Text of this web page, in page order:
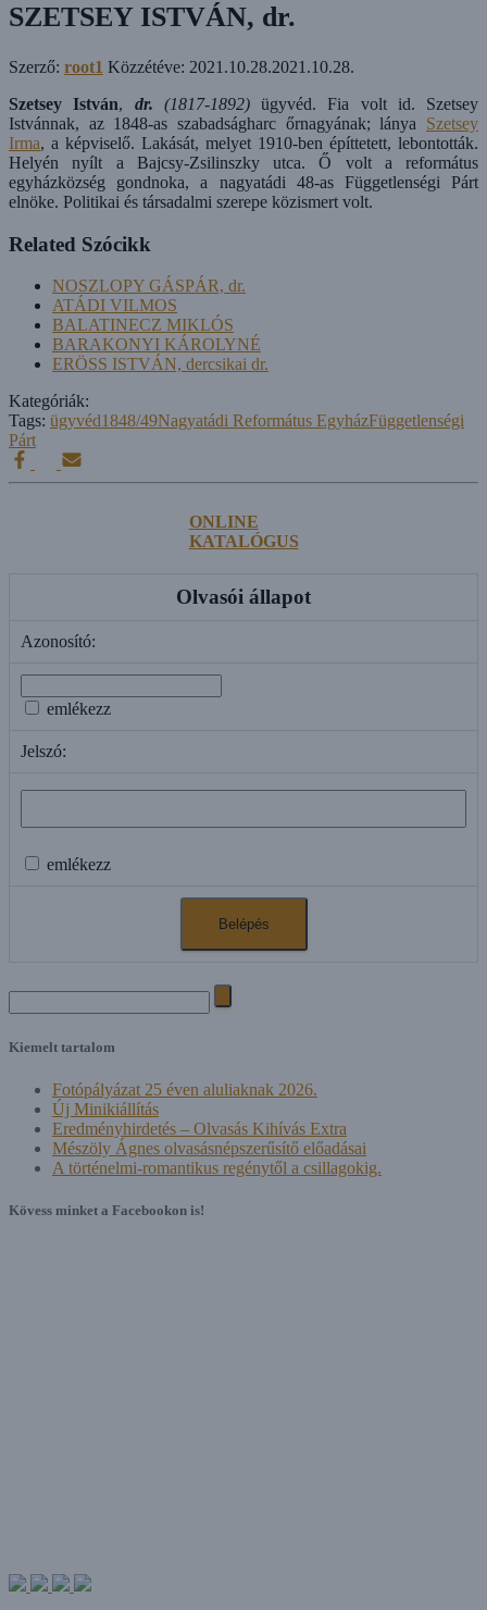
SZETSEY ISTVÁN, dr.
Szerző: root1 Közzétéve: 2021.10.28.2021.10.28.
Szetsey István, dr. (1817-1892) ügyvéd. Fia volt id. Szetsey
Istvánnak, az 1848-as szabadságharc őrnagyának; lánya Szetsey
Irma, a képviselő. Lakását, melyet 1910-ben építtetett, lebontották.
Helyén nyílt a Bajcsy-Zsilinszky utca. Ő volt a református
egyházközség gondnoka, a nagyatádi 48-as Függetlenségi Párt
elnöke. Politikai és társadalmi szerepe közismert volt.
Related Szócikk
NOSZLOPY GÁSPÁR, dr.
ATÁDI VILMOS
BALATINECZ MIKLÓS
BARAKONYI KÁROLYNÉ
ERÖSS ISTVÁN, dercsikai dr.
Kategóriák:
Tags: ügyvéd1848/49Nagyatádi Református EgyházFüggetlenségi
Párt
ONLINE
KATALÓGUS
Olvasói állapot
Azonosító:
emlékezz
Jelszó:
emlékezz
Search
for:
Kiemelt tartalom
Fotópályázat 25 éven aluliaknak 2026.
Új Minikiállítás
Eredményhirdetés – Olvasás Kihívás Extra
Mészöly Ágnes olvasásnépszerűsítő előadásai
A történelmi-romantikus regénytől a csillagokig.
Kövess minket a Facebookon is!